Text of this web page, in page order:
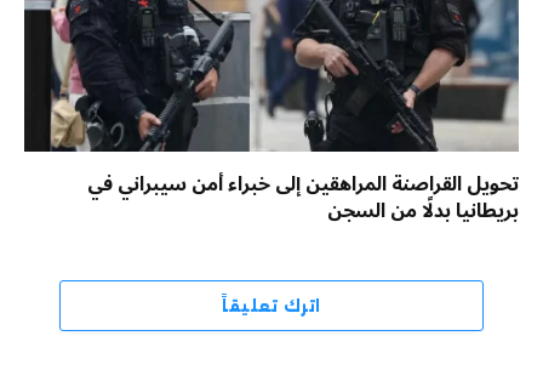
تحويل القراصنة المراهقين إلى خبراء أمن سيبراني في
بريطانيا بدلًا من السجن
اترك تعليقاً